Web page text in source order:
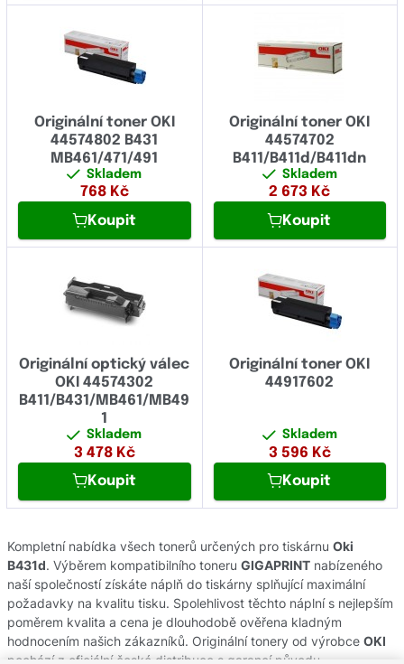
Originální toner OKI
44574802 B431
MB461/471/491
Skladem
768 Kč
Koupit
Originální toner OKI
44574702
B411/B411d/B411dn
Skladem
2 673 Kč
Koupit
Originální optický válec
OKI 44574302
B411/B431/MB461/MB49
1
Skladem
3 478 Kč
Koupit
Originální toner OKI
44917602
Skladem
3 596 Kč
Koupit
Kompletní nabídka všech tonerů určených pro tiskárnu Oki
B431d. Výběrem kompatibilního toneru GIGAPRINT nabízeného
naší společností získáte náplň do tiskárny splňující maximální
požadavky na kvalitu tisku. Spolehlivost těchto náplní s nejlepším
poměrem kvalita a cena je dlouhodobě ověřena kladným
hodnocením našich zákazníků. Originální tonery od výrobce OKI
pochází z oficiální české distribuce s garancí původu.